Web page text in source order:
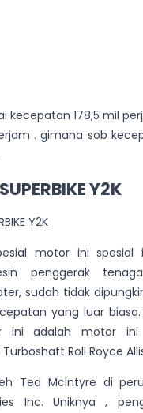
kecepatan 178,5 mil
. gimana sob
Y2K
motor ini spesial
penggerak
sudah tidak
yang luar
ini adalah motor ini
Roll Royce
Ted Mclntyre di
Inc. Uniknya ,